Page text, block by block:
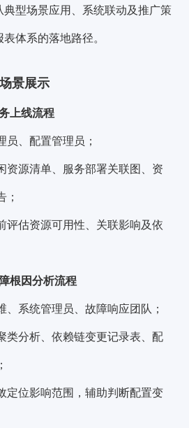
型场景应用、系统联动及推广策
体系的落地路径。
景展示
上线流程
员、配置管理员；
资源清单、服务部署关联图、资
；
评估资源可用性、关联影响及依
根因分析流程
、系统管理员、故障响应团队；
类分析、依赖链变更记录表、配
定位影响范围，辅助判断配置变